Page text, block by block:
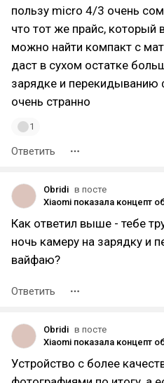
пользу micro 4/3 очень
что тот же прайс, который
можно найти компакт с
даст в сухом остатке
зарядке и перекидыванию
очень странно
1
Ответить
Obridi в посте
Как ответил выше - тебе
ночь камеру на зарядку и
вайфаю?
Ответить
Obridi в посте
Устройство с более